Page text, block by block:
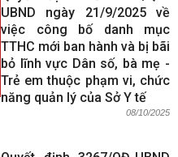
UBND ngày 21/9/2025 về
việc công bố danh mục
TTHC mới ban hành và bị bãi
bỏ lĩnh vực Dân số, bà mẹ -
Trẻ em thuộc phạm vi, chức
năng quản lý của Sở Y tế
08/10/2025